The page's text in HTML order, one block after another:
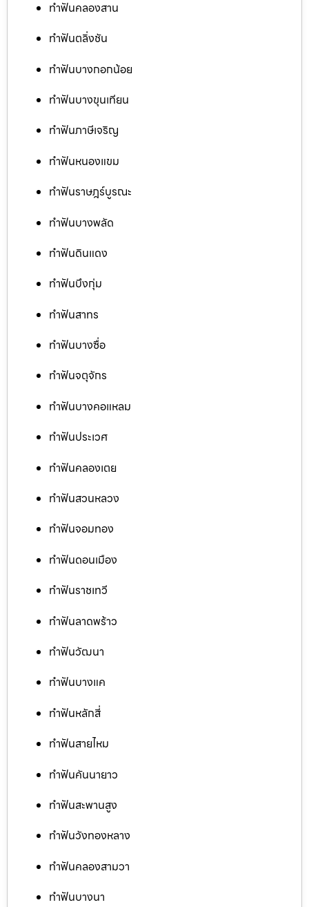
ทำฟันคลองสาน
ทำฟันตลิ่งชัน
ทำฟันบางกอกน้อย
ทำฟันบางขุนเทียน
ทำฟันภาษีเจริญ
ทำฟันหนองแขม
ทำฟันราษฎร์บูรณะ
ทำฟันบางพลัด
ทำฟันดินแดง
ทำฟันบึงกุ่ม
ทำฟันสาทร
ทำฟันบางซื่อ
ทำฟันจตุจักร
ทำฟันบางคอแหลม
ทำฟันประเวศ
ทำฟันคลองเตย
ทำฟันสวนหลวง
ทำฟันจอมทอง
ทำฟันดอนเมือง
ทำฟันราชเทวี
ทำฟันลาดพร้าว
ทำฟันวัฒนา
ทำฟันบางแค
ทำฟันหลักสี่
ทำฟันสายไหม
ทำฟันคันนายาว
ทำฟันสะพานสูง
ทำฟันวังทองหลาง
ทำฟันคลองสามวา
ทำฟันบางนา